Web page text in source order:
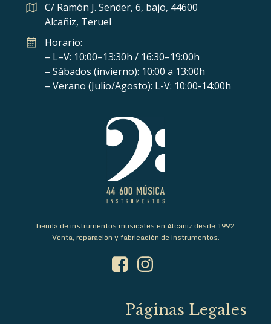
C/ Ramón J. Sender, 6, bajo, 44600
Alcañiz, Teruel
Horario:
– L–V: 10:00–13:30h / 16:30–19:00h
– Sábados (invierno): 10:00 a 13:00h
– Verano (Julio/Agosto): L-V: 10:00-14:00h
Tienda de instrumentos musicales en Alcañiz desde 1992.
Venta, reparación y fabricación de instrumentos.
Páginas Legales